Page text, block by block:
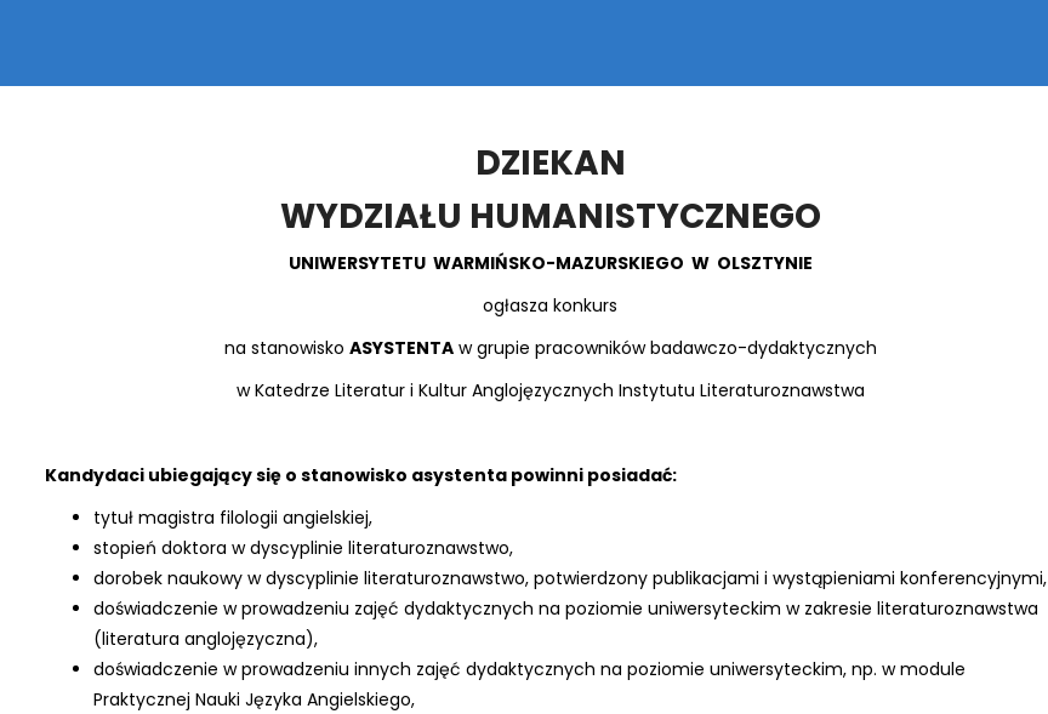
DZIEKAN
WYDZIAŁU HUMANISTYCZNEGO
UNIWERSYTETU WARMIŃSKO-MAZURSKIEGO W OLSZTYNIE
ogłasza konkurs
na stanowisko ASYSTENTAw grupie pracowników badawczo-dydaktycznych
w Katedrze Literatur i Kultur Anglojęzycznych Instytutu Literaturoznawstwa
Kandydaci ubiegający się o stanowisko asystenta powinni posiadać:
tytuł magistra filologii angielskiej,
stopień doktora w dyscyplinie literaturoznawstwo,
dorobek naukowy w dyscyplinie literaturoznawstwo, potwierdzony publikacjami i wystąpieniami konferencyjnymi,
doświadczenie w prowadzeniu zajęć dydaktycznych na poziomie uniwersyteckim w zakresie literaturoznawstwa
(literatura anglojęzyczna),
doświadczenie w prowadzeniu innych zajęć dydaktycznych na poziomie uniwersyteckim, np. w module
Praktycznej Nauki Języka Angielskiego,